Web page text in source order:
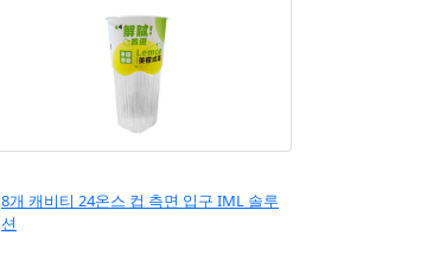
8개 캐비티 24온스 컵 측면 입구 IML 솔루
션